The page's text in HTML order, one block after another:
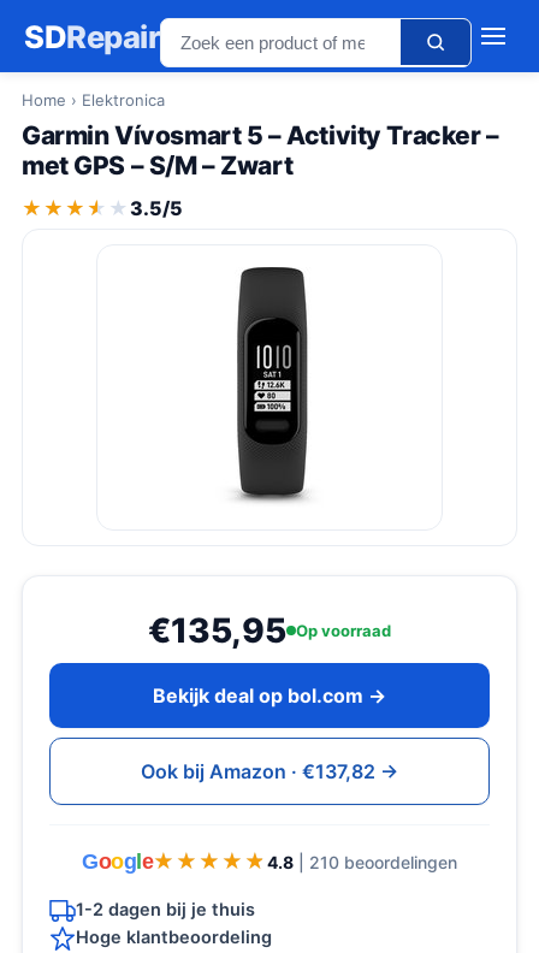
SDRepair
Home › Elektronica
Garmin Vívosmart 5 – Activity Tracker –
met GPS – S/M – Zwart
★★★★★
★★★★★ 3.5/5
€135,95 Op voorraad
Bekijk deal op bol.com →
Ook bij Amazon · €137,82 →
Goog e★★★★★
★★★★★ 4.8 | 210 beoordelingen
1-2 dagen bij je thuis
Hoge klantbeoordeling